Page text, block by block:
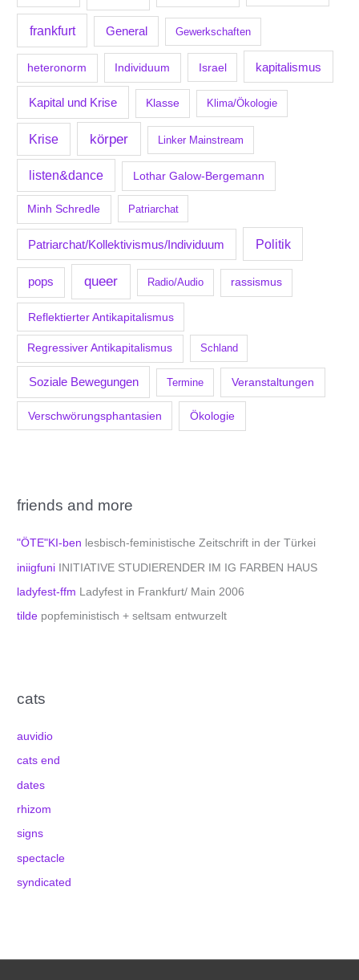
frankfurt General Gewerkschaften
heteronorm Individuum Israel kapitalismus
Kapital und Krise Klasse Klima/Ökologie
Krise körper Linker Mainstream
listen&dance Lothar Galow-Bergemann
Minh Schredle Patriarchat
Patriarchat/Kollektivismus/Individuum Politik
pops queer Radio/Audio rassismus
Reflektierter Antikapitalismus
Regressiver Antikapitalismus Schland
Soziale Bewegungen Termine Veranstaltungen
Verschwörungsphantasien Ökologie
friends and more
"ÖTE"KI-ben lesbisch-feministische Zeitschrift in der Türkei
iniigfuni INITIATIVE STUDIERENDER IM IG FARBEN HAUS
ladyfest-ffm Ladyfest in Frankfurt/ Main 2006
tilde popfeministisch + seltsam entwurzelt
cats
auvidio
cats end
dates
rhizom
signs
spectacle
syndicated